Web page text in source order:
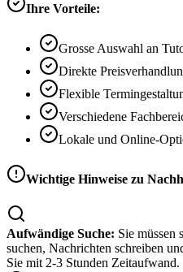
Ihre Vorteile:
Grosse Auswahl an
Direkte
Flexible
Verschiedene
Lokale und Online-
Wichtige Hinweise zu
Aufwändige Suche: Sie müssen
suchen, Nachrichten schreiben
Sie mit 2-3 Stunden Zeitaufwand.